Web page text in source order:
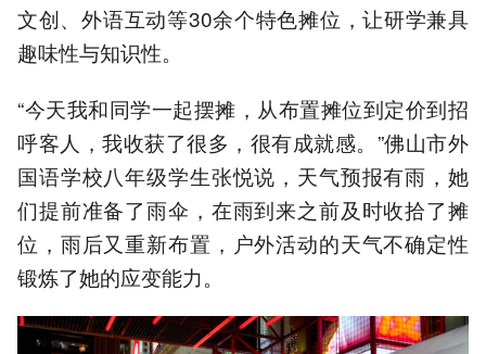
文创、外语互动等30余个特色摊位，让研学兼具
趣味性与知识性。
“今天我和同学一起摆摊，从布置摊位到定价到招
呼客人，我收获了很多，很有成就感。”佛山市外
国语学校八年级学生张悦说，天气预报有雨，她
们提前准备了雨伞，在雨到来之前及时收拾了摊
位，雨后又重新布置，户外活动的天气不确定性
锻炼了她的应变能力。